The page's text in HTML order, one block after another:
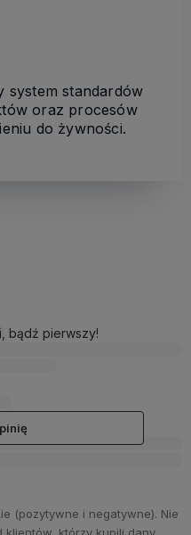
system standardów
oraz procesów
do żywności.
bądź pierwszy!
(pozytywne i negatywne). Nie
którzy kupili dany